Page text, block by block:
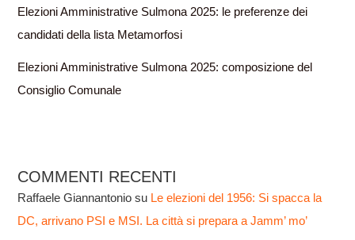
Elezioni Amministrative Sulmona 2025: le preferenze dei
candidati della lista Metamorfosi
Elezioni Amministrative Sulmona 2025: composizione del
Consiglio Comunale
COMMENTI RECENTI
Raffaele Giannantonio su Le elezioni del 1956: Si spacca la
DC, arrivano PSI e MSI. La città si prepara a Jamm’ mo’